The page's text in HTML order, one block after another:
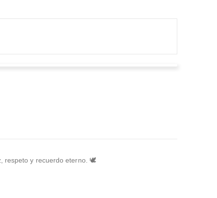
respeto y recuerdo eterno. 🕊️